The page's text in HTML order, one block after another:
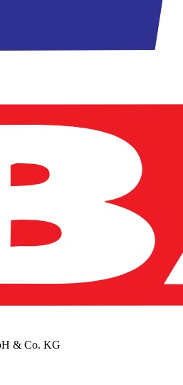
& Co. KG